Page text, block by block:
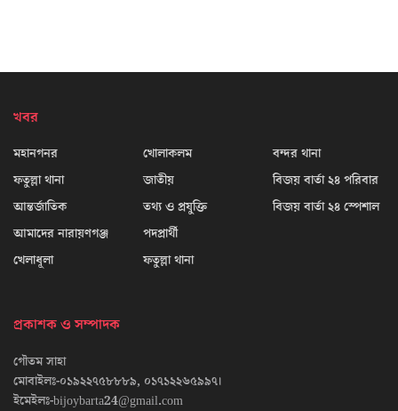
খবর
মহানগনর
ফতুল্লা থানা
আন্তর্জাতিক
আমাদের নারায়ণগঞ্জ
খেলাধূলা
খোলাকলম
জাতীয়
তথ্য ও প্রযুক্তি
পদপ্রার্থী
ফতুল্লা থানা
বন্দর থানা
বিজয় বার্তা ২৪ পরিবার
বিজয় বার্তা ২৪ স্পেশাল
প্রকাশক ও সম্পাদক
গৌতম সাহা
মোবাইলঃ-০১৯২২৭৫৮৮৮৯, ০১৭১২২৬৫৯৯৭।
ইমেইলঃ-bijoybarta24@gmail.com